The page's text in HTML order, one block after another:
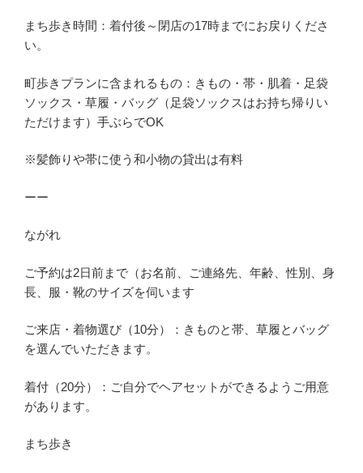
まち歩き時間：着付後～閉店の17時までにお戻りくださ
い。
町歩きプランに含まれるもの：きもの・帯・肌着・足袋
ソックス・草履・バッグ（足袋ソックスはお持ち帰りい
ただけます）手ぶらでOK
※髪飾りや帯に使う和小物の貸出は有料
ーー
ながれ
ご予約は2日前まで（お名前、ご連絡先、年齢、性別、身
長、服・靴のサイズを伺います
ご来店・着物選び（10分）：きものと帯、草履とバッグ
を選んでいただきます。
着付（20分）：ご自分でヘアセットができるようご用意
があります。
まち歩き